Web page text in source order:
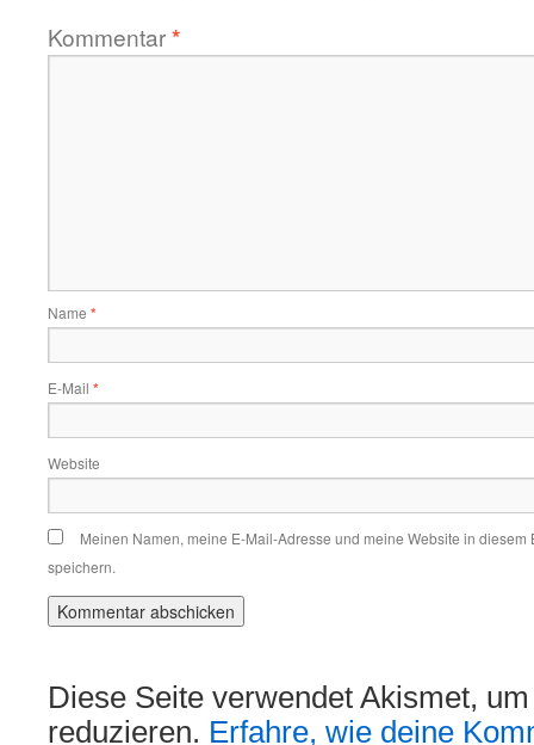
Kommentar*
Name *
E-Mail *
Website
Meinen Namen, meine E-Mail-Adresse und meine Website in
speichern.
Diese Seite verwendet Akismet,
reduzieren. Erfahre, wie deine